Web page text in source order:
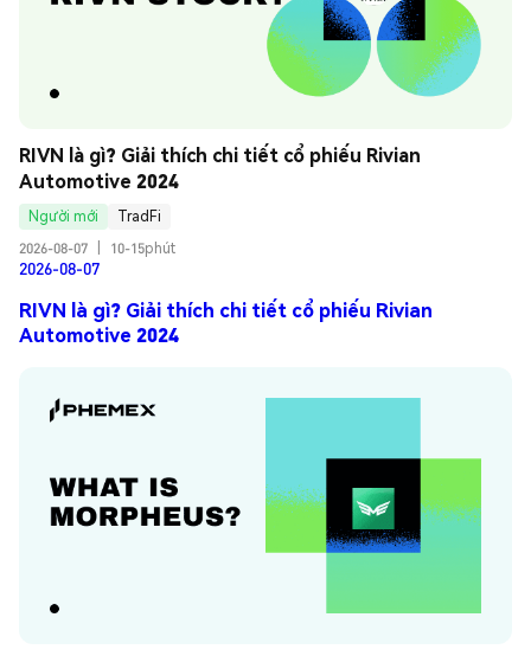
RIVN là gì? Giải thích chi tiết cổ phiếu Rivian
Automotive 2024
Người mới
TradFi
2026-08-07
10-15phút
2026-08-07
RIVN là gì? Giải thích chi tiết cổ phiếu Rivian
Automotive 2024